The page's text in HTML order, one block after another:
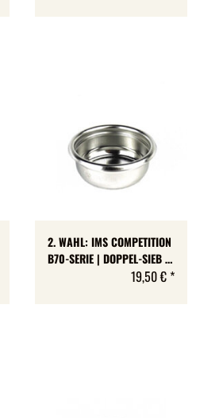
2. WAHL: IMS COMPETITION
B70-SERIE | DOPPEL-SIEB |
MIT SPEZIAL-LOCHUNG FÜR
19,50 € *